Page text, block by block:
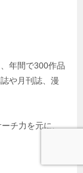
年間で300作品
や月刊誌、漫
チ力を元に、